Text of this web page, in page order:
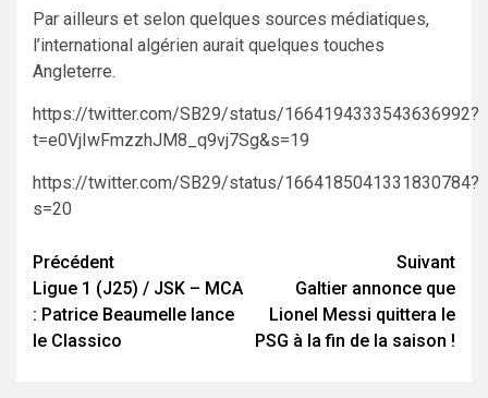
Par ailleurs et selon quelques sources médiatiques,
l’international algérien aurait quelques touches
Angleterre.
https://twitter.com/SB29/status/1664194333543636992?
t=e0VjIwFmzzhJM8_q9vj7Sg&s=19
https://twitter.com/SB29/status/1664185041331830784?
s=20
Navigation
d’article
Précédent
Ligue 1 (J25) / JSK – MCA
: Patrice Beaumelle lance
le Classico
Suivant
Galtier annonce que
Lionel Messi quittera le
PSG à la fin de la saison !